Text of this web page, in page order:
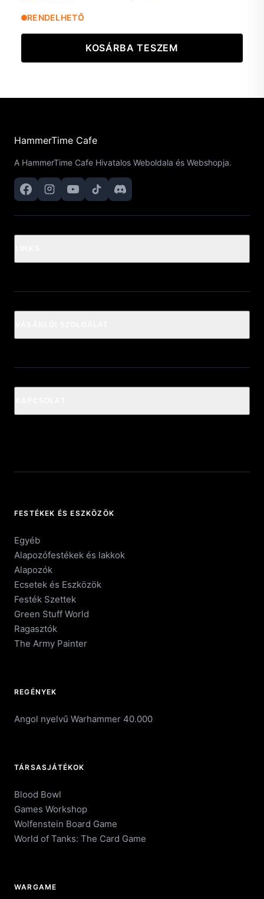
RENDELHETŐ
KOSÁRBA TESZEM
HammerTime Cafe
A HammerTime Cafe Hivatalos Weboldala és Webshopja.
FESTÉKEK ÉS ESZKÖZÖK
Egyéb
Alapozófestékek és lakkok
Alapozók
Ecsetek és Eszközök
Festék Szettek
Green Stuff World
Ragasztók
The Army Painter
REGÉNYEK
Angol nyelvű Warhammer 40.000
TÁRSASJÁTÉKOK
Blood Bowl
Games Workshop
Wolfenstein Board Game
World of Tanks: The Card Game
WARGAME